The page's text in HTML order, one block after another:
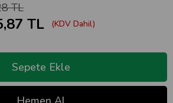
TL
TL (KDV Dahil)